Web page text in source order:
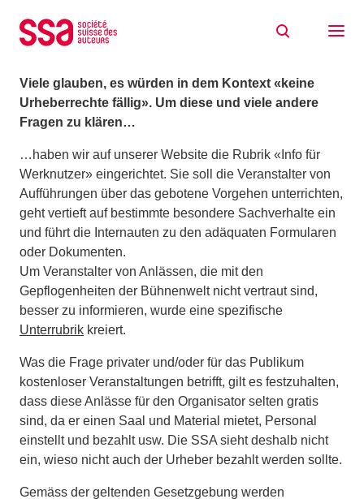
Viele glauben, es würden in dem Kontext «keine
Urheberrechte fällig». Um diese und viele andere
Fragen zu klären…
…haben wir auf unserer Website die Rubrik «Info für
Werknutzer» eingerichtet. Sie soll die Veranstalter von
Aufführungen über das gebotene Vorgehen unterrichten,
geht vertieft auf bestimmte besondere Sachverhalte ein
und führt die Internauten zu den adäquaten Formularen
oder Dokumenten.
Um Veranstalter von Anlässen, die mit den
Gepflogenheiten der Bühnenwelt nicht vertraut sind,
besser zu informieren, wurde eine spezifische
Unterrubrik kreiert.
Was die Frage privater und/oder für das Publikum
kostenloser Veranstaltungen betrifft, gilt es festzuhalten,
dass diese Anlässe für den Organisator selten gratis
sind, da er einen Saal und Material mietet, Personal
einstellt und bezahlt usw. Die SSA sieht deshalb nicht
ein, wieso nicht auch der Urheber bezahlt werden sollte.
Gemäss der geltenden Gesetzgebung werden